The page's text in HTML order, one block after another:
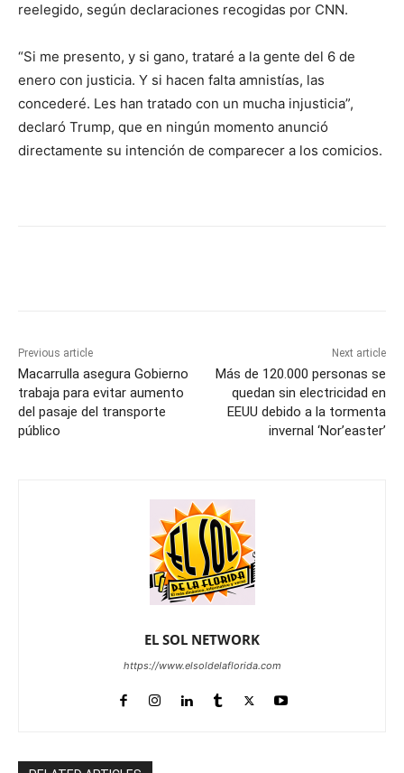
reelegido, según declaraciones recogidas por CNN.
“Si me presento, y si gano, trataré a la gente del 6 de
enero con justicia. Y si hacen falta amnistías, las
concederé. Les han tratado con un mucha injusticia”,
declaró Trump, que en ningún momento anunció
directamente su intención de comparecer a los comicios.
Previous article
Macarrulla asegura Gobierno
trabaja para evitar aumento
del pasaje del transporte
público
Next article
Más de 120.000 personas se
quedan sin electricidad en
EEUU debido a la tormenta
invernal ‘Nor’easter’
EL SOL NETWORK
https://www.elsoldelaflorida.com